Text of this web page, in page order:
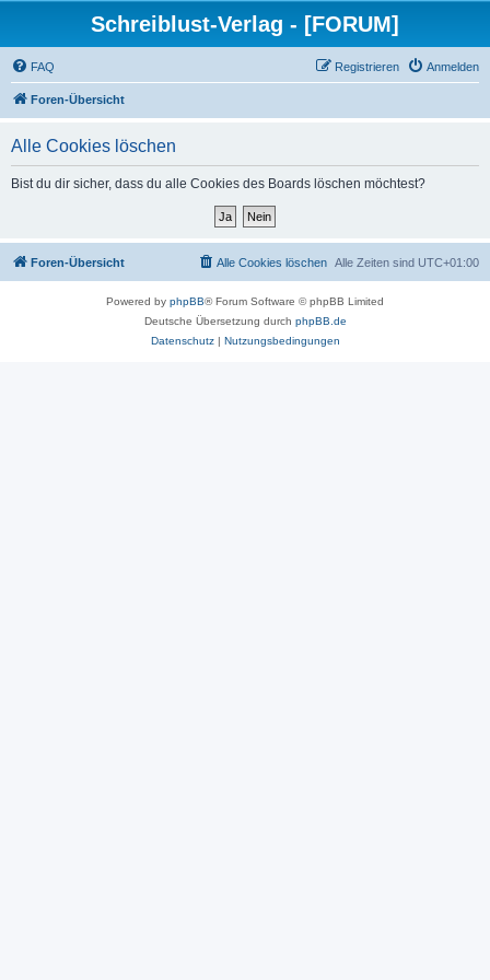
Schreiblust-Verlag - [FORUM]
FAQ Anmelden
Registrieren
Foren-Übersicht
Alle Cookies löschen
Bist du dir sicher, dass du alle Cookies des Boards löschen möchtest?
Foren-Übersicht Alle Zeiten sind UTC+01:00
Alle Cookies löschen
Powered by phpBB® Forum Software © phpBB Limited
Deutsche Übersetzung durch phpBB.de
Datenschutz| Nutzungsbedingungen